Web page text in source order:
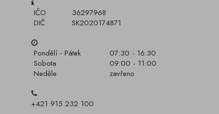
IČO
36297968
DIČ
SK2020174871
Pondělí - Pátek
07:30 - 16:30
Sobota
09:00 - 11:00
Neděle
zavřeno
+421 915 232 100